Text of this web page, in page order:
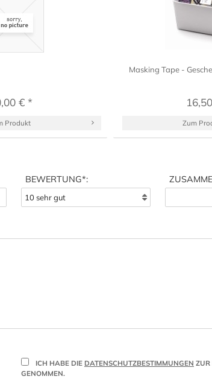
€ *
Produkt
Masking Tape -
Zum
BEWERTUNG*:
ICH HABE DIE DATENSCHUTZBESTIMMUNGEN ZUR
GENOMMEN.